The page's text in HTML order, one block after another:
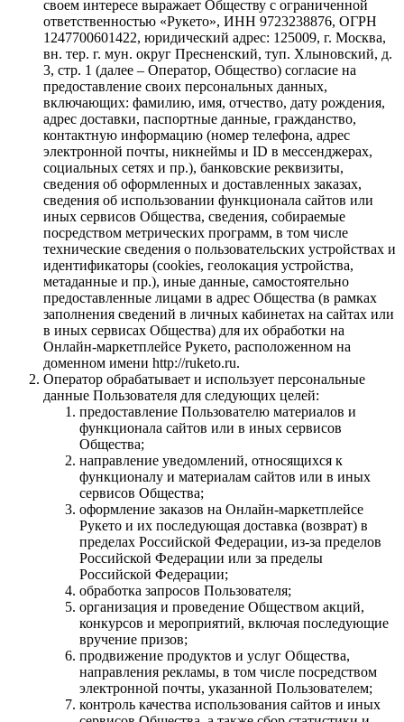
своем интересе выражает Обществу с ограниченной
ответственностью «Рукето», ИНН 9723238876, ОГРН
1247700601422, юридический адрес: 125009, г. Москва,
вн. тер. г. мун. округ Пресненский, туп. Хлыновский, д.
3, стр. 1 (далее – Оператор, Общество) согласие на
предоставление своих персональных данных,
включающих: фамилию, имя, отчество, дату рождения,
адрес доставки, паспортные данные, гражданство,
контактную информацию (номер телефона, адрес
электронной почты, никнеймы и ID в мессенджерах,
социальных сетях и пр.), банковские реквизиты,
сведения об оформленных и доставленных заказах,
сведения об использовании функционала сайтов или
иных сервисов Общества, сведения, собираемые
посредством метрических программ, в том числе
технические сведения о пользовательских устройствах и
идентификаторы (cookies, геолокация устройства,
метаданные и пр.), иные данные, самостоятельно
предоставленные лицами в адрес Общества (в рамках
заполнения сведений в личных кабинетах на сайтах или
в иных сервисах Общества) для их обработки на
Онлайн-маркетплейсе Рукето, расположенном на
доменном имени http://ruketo.ru.
Оператор обрабатывает и использует персональные
данные Пользователя для следующих целей:
предоставление Пользователю материалов и
функционала сайтов или в иных сервисов
Общества;
направление уведомлений, относящихся к
функционалу и материалам сайтов или в иных
сервисов Общества;
оформление заказов на Онлайн-маркетплейсе
Рукето и их последующая доставка (возврат) в
пределах Российской Федерации, из-за пределов
Российской Федерации или за пределы
Российской Федерации;
обработка запросов Пользователя;
организация и проведение Обществом акций,
конкурсов и мероприятий, включая последующие
вручение призов;
продвижение продуктов и услуг Общества,
направления рекламы, в том числе посредством
электронной почты, указанной Пользователем;
контроль качества использования сайтов и иных